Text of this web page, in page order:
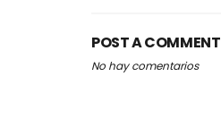
POST A COMMENT
No hay comentarios